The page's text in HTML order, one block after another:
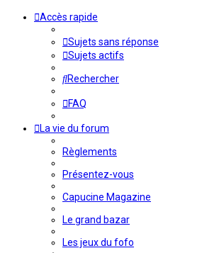
Accès rapide
Sujets sans réponse
Sujets actifs
Rechercher
FAQ
La vie du forum
Règlements
Présentez-vous
Capucine Magazine
Le grand bazar
Les jeux du fofo